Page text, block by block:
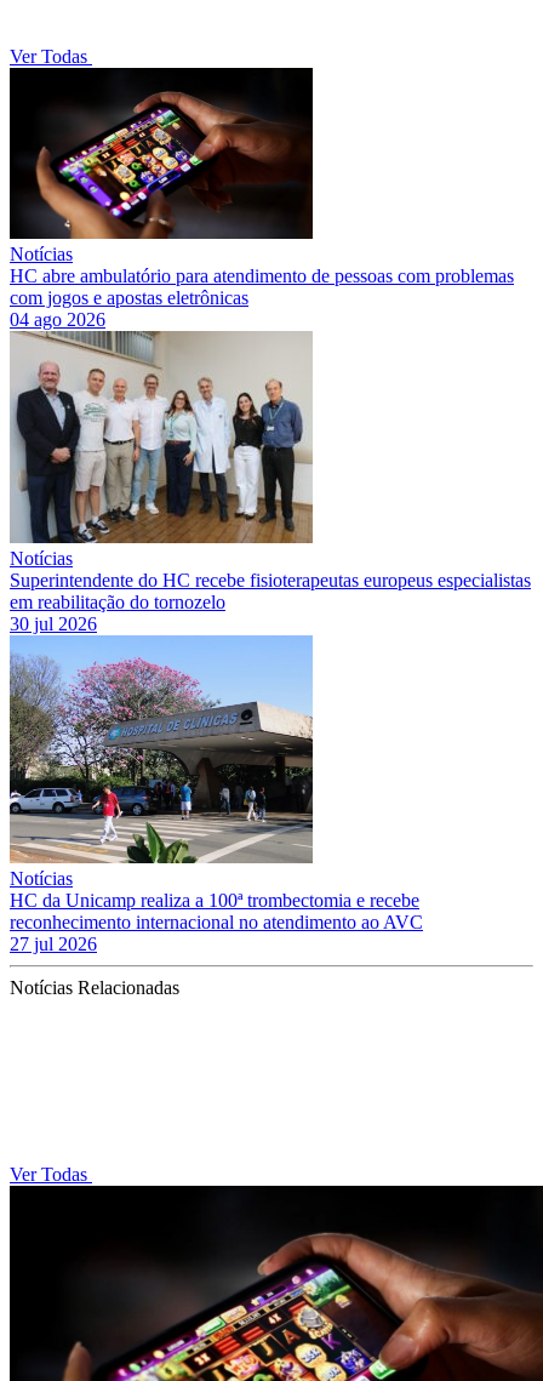
Ver Todas
Notícias
HC abre ambulatório para atendimento de pessoas com problemas
com jogos e apostas eletrônicas
04 ago 2026
Notícias
Superintendente do HC recebe fisioterapeutas europeus especialistas
em reabilitação do tornozelo
30 jul 2026
Notícias
HC da Unicamp realiza a 100ª trombectomia e recebe
reconhecimento internacional no atendimento ao AVC
27 jul 2026
Notícias Relacionadas
Ver Todas